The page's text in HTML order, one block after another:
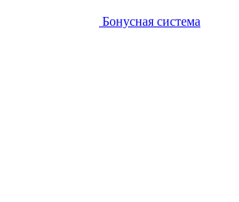
Бонусная система